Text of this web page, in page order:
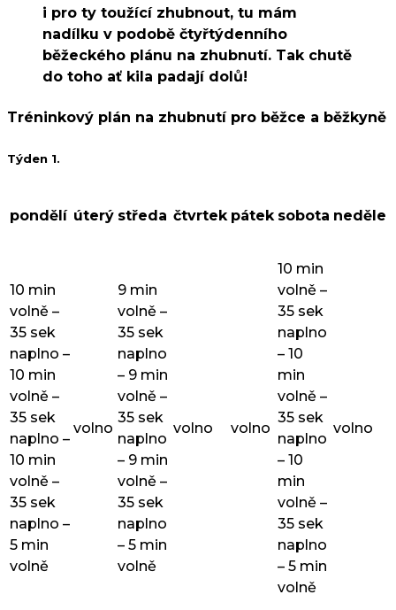
i pro ty toužící zhubnout, tu mám
nadílku v podobě čtyřtýdenního
běžeckého plánu na zhubnutí. Tak chutě
do toho ať kila padají dolů!
Tréninkový plán na zhubnutí pro běžce a běžkyně
Týden 1.
pondělí úterý středa čtvrtek pátek sobota neděle
10 min
volně –
35 sek
naplno –
10 min
volně –
35 sek
naplno –
10 min
volně –
35 sek
naplno –
5 min
volně
volno
9 min
volně –
35 sek
naplno
– 9 min
volně –
35 sek
naplno
– 9 min
volně –
35 sek
naplno
– 5 min
volně
volno volno
10 min
volně –
35 sek
naplno
– 10
min
volně –
35 sek
naplno
– 10
min
volně –
35 sek
naplno
– 5 min
volně
volno